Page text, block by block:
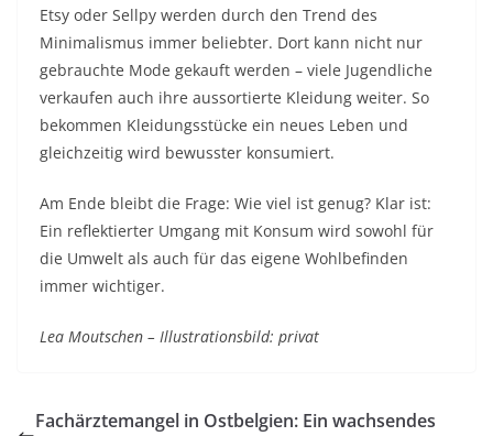
Etsy oder Sellpy werden durch den Trend des
Minimalismus immer beliebter. Dort kann nicht nur
gebrauchte Mode gekauft werden – viele Jugendliche
verkaufen auch ihre aussortierte Kleidung weiter. So
bekommen Kleidungsstücke ein neues Leben und
gleichzeitig wird bewusster konsumiert.
Am Ende bleibt die Frage: Wie viel ist genug? Klar ist:
Ein reflektierter Umgang mit Konsum wird sowohl für
die Umwelt als auch für das eigene Wohlbefinden
immer wichtiger.
Lea Moutschen – Illustrationsbild: privat
Fachärztemangel in Ostbelgien: Ein wachsendes